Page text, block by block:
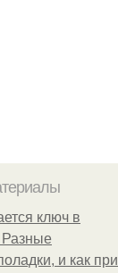
ключ в
и как при